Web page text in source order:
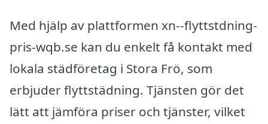
Med hjälp av plattformen xn--flyttstdning-
pris-wqb.se kan du enkelt få kontakt med
lokala städföretag i Stora Frö, som
erbjuder flyttstädning. Tjänsten gör det
lätt att jämföra priser och tjänster, vilket